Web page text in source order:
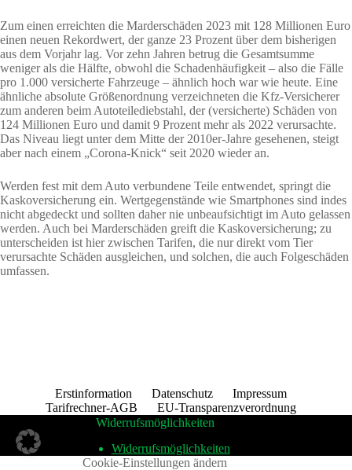
Zum einen erreichten die Marderschäden 2023 mit 128 Millionen Euro
einen neuen Rekordwert, der ganze 23 Prozent über dem bisherigen
aus dem Vorjahr lag. Vor zehn Jahren betrug die Gesamtsumme
weniger als die Hälfte, obwohl die Schadenhäufigkeit – also die Fälle
pro 1.000 versicherte Fahrzeuge – ähnlich hoch war wie heute. Eine
ähnliche absolute Größenordnung verzeichneten die Kfz-Versicherer
zum anderen beim Autoteilediebstahl, der (versicherte) Schäden von
124 Millionen Euro und damit 9 Prozent mehr als 2022 verursachte.
Das Niveau liegt unter dem Mitte der 2010er-Jahre gesehenen, steigt
aber nach einem „Corona-Knick“ seit 2020 wieder an.
Werden fest mit dem Auto verbundene Teile entwendet, springt die
Kaskoversicherung ein. Wertgegenstände wie Smartphones sind indes
nicht abgedeckt und sollten daher nie unbeaufsichtigt im Auto gelassen
werden. Auch bei Marderschäden greift die Kaskoversicherung; zu
unterscheiden ist hier zwischen Tarifen, die nur direkt vom Tier
verursachte Schäden ausgleichen, und solchen, die auch Folgeschäden
umfassen.
Erstinformation Datenschutz
Impressum
Tarifrechner-AGB
EU-Transparenzverordnung
Widerrufsmöglichkeiten
Widerrufsmöglichkeiten
Cookie-Einstellungen ändern